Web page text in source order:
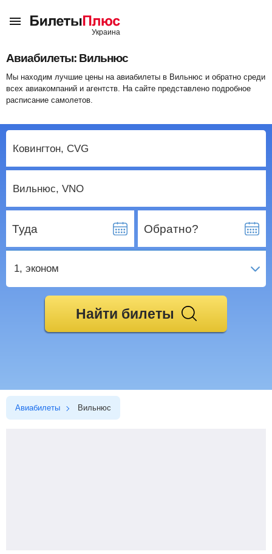
Авиабилеты: Вильнюс
Мы находим лучшие цены на авиабилеты в Вильнюс и обратно среди
всех авиакомпаний и агентств. На сайте представлено подробное
расписание самолетов.
Туда Обратно?
1, эконом
Найти билеты
Авиабилеты Вильнюс